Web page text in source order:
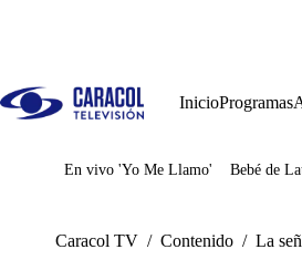
InicioProgramas
Juegos
En vivo 'Yo Me Llamo' Bebé de
Caracol TV / Contenido / La